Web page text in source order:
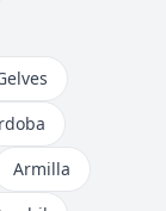
Armilla